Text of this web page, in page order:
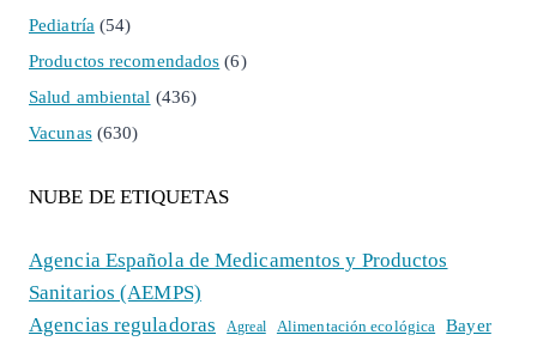
Pediatría (54)
Productos recomendados (6)
Salud ambiental (436)
Vacunas(630)
NUBE DE ETIQUETAS
Agencia Española de Medicamentos y Productos
Sanitarios (AEMPS)
Agencias reguladoras
Agreal Alimentación ecológica Bayer